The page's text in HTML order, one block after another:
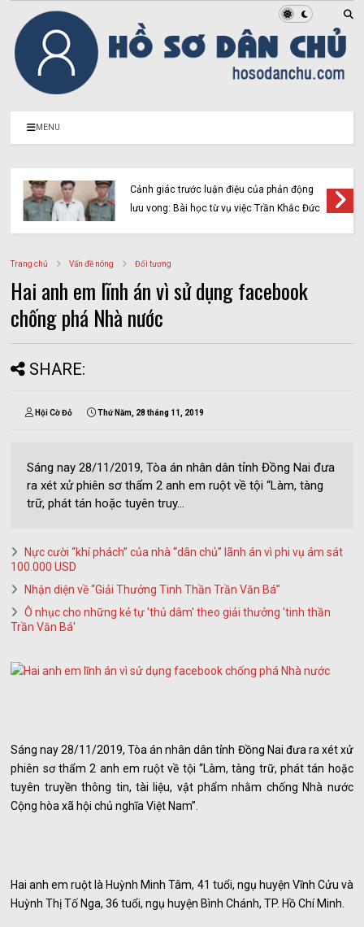
MENU
Cảnh giác trước luận điệu của phản động
lưu vong: Bài học từ vụ việc Trần Khắc Đức
Trang chủ Vấn đề nóng Đối tượng
Hai anh em lĩnh án vì sử dụng facebook
chống phá Nhà nước
SHARE:
Hội Cờ Đỏ Thứ Năm, 28 tháng 11, 2019
Sáng nay 28/11/2019, Tòa án nhân dân tỉnh Đồng Nai đưa
ra xét xử phiên sơ thẩm 2 anh em ruột về tội “Làm, tàng
trữ, phát tán hoặc tuyên truy...
Nực cười “khí phách” của nhà “dân chủ” lãnh án vì phi vụ ám sát
100.000 USD
Nhận diện về “Giải Thưởng Tinh Thần Trần Văn Bá”
Ô nhục cho những kẻ tự 'thủ dâm' theo giải thưởng 'tinh thần
Trần Văn Bá'
Sáng nay 28/11/2019, Tòa án nhân dân tỉnh Đồng Nai đưa ra xét xử
phiên sơ thẩm 2 anh em ruột về tội “Làm, tàng trữ, phát tán hoặc
tuyên truyền thông tin, tài liệu, vật phẩm nhằm chống Nhà nước
Cộng hòa xã hội chủ nghĩa Việt Nam”.
Hai anh em ruột là Huỳnh Minh Tâm, 41 tuổi, ngụ huyện Vĩnh Cửu và
Huỳnh Thị Tố Nga, 36 tuổi, ngụ huyện Bình Chánh, TP. Hồ Chí Minh.